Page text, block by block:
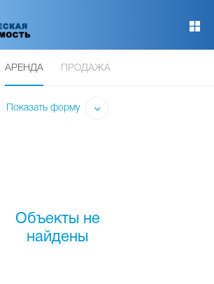
АРЕНДА ПРОДАЖА
Показать форму
Объекты не
найдены